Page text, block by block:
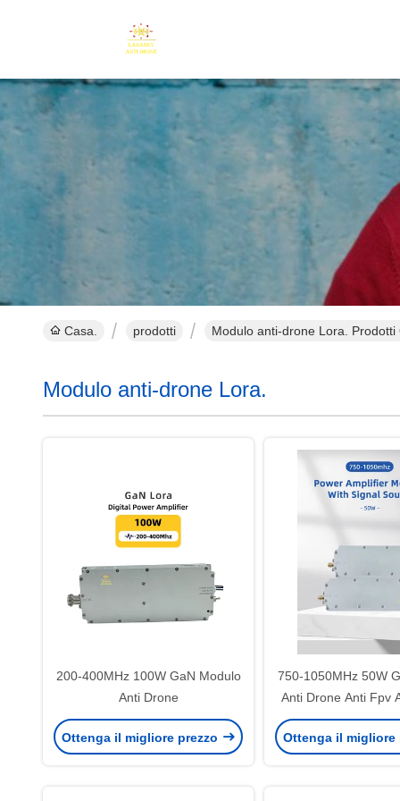
Casa. prodotti Modulo anti-drone Lora. Prodotti
Modulo anti-drone Lora.
200-400MHz 100W GaN Modulo
Anti Drone
Ottenga il migliore prezzo
750-1050MHz 50W
Anti Drone Anti Fpv
Autel Fpv
1000MHz
Ottenga il migliore